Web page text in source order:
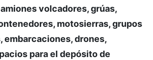
volcadores, grúas,
motosierras, grupos
embarcaciones, drones,
para el depósito de